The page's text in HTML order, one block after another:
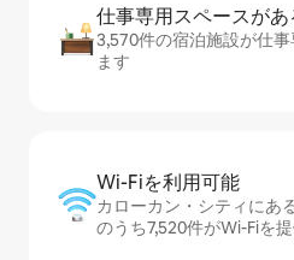
仕事専用ス⁠ペ⁠ー⁠スが
3,570件の宿泊施設が仕
ます
Wi-Fiを利⁠用⁠可⁠能
カローカン・シティにあ
のうち7,520件がWi-Fiを